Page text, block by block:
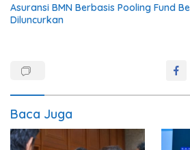
Asuransi BMN Berbasis Pooling Fund
Diluncurkan
Baca Juga